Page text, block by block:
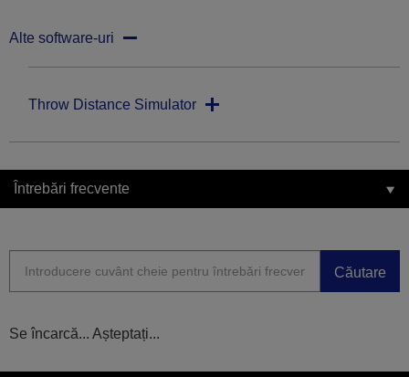
Alte software-uri
Throw Distance Simulator
Întrebări frecvente
Căutare
Se încarcă... Așteptați...